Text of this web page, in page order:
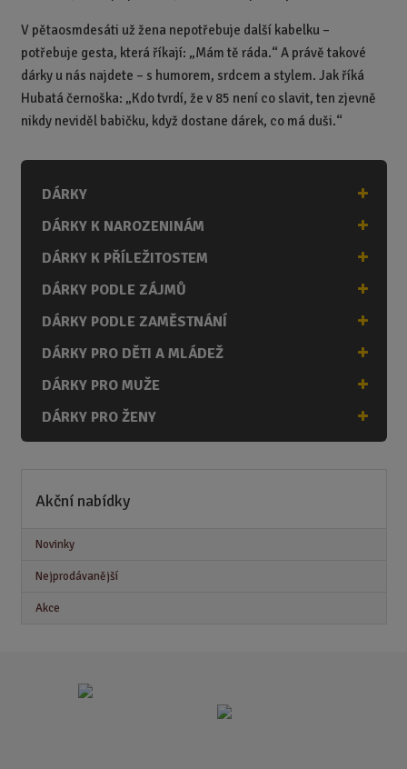
V pětaosmdesáti už žena nepotřebuje další kabelku –
potřebuje gesta, která říkají: „Mám tě ráda.“ A právě takové
dárky u nás najdete – s humorem, srdcem a stylem. Jak říká
Hubatá černoška: „Kdo tvrdí, že v 85 není co slavit, ten zjevně
nikdy neviděl babičku, když dostane dárek, co má duši.“
DÁRKY
DÁRKY K NAROZENINÁM
DÁRKY K PŘÍLEŽITOSTEM
DÁRKY PODLE ZÁJMŮ
DÁRKY PODLE ZAMĚSTNÁNÍ
DÁRKY PRO DĚTI A MLÁDEŽ
DÁRKY PRO MUŽE
DÁRKY PRO ŽENY
Akční nabídky
Novinky
Nejprodávanější
Akce